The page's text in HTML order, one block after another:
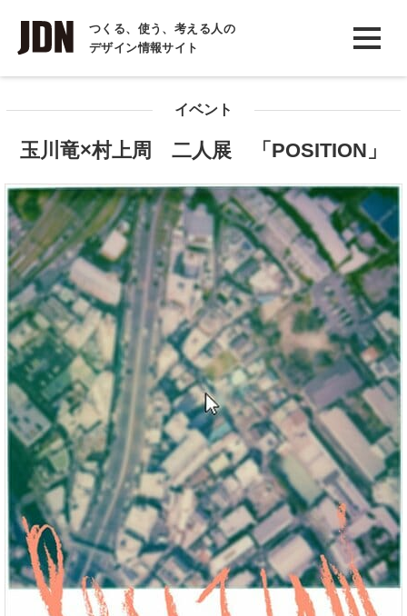
つくる、使う、考える人の
デザイン情報サイト
INTERVIEW
インタビュー
コラム
イベント
玉川竜×村上周 二人展 「POSITION」